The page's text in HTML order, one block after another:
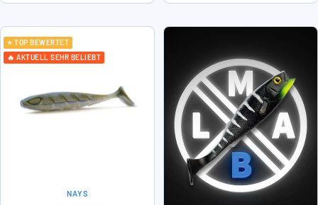
⭐ TOP BEWERTET
🔥 AKTUELL SEHR BELIEBT
NAYS